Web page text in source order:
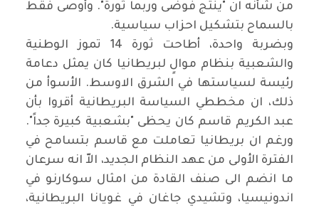
من شأنه ان "ينتج فوضى وربما ثورة". وأوصى فقط
بالسماح بتشكيل احزاب سياسية.
وبضربة واحدة، أطاحت ثورة 14 تموز الوطنية
والشعبية بنظام موالٍ لبريطانيا كان يمثل دعامة
رئيسة لسياستها في الشرق الاوسط. الأسوأ من
ذلك، ان مخططي السياسة البريطانية أقروا بأن
عبد الكريم قاسم كان يحظى "بشعبية كبيرة جداً".
ورغم ان بريطانيا تعاملت مع قاسم بتسامح في
الفترة الأولى من عهد النظام الجديد، الاّ انه سرعان
ما انضم الى صنف القادة من امثال سوكارنو في
اندونيسيا، وتشيدي جاغان في غويانا البريطانية،